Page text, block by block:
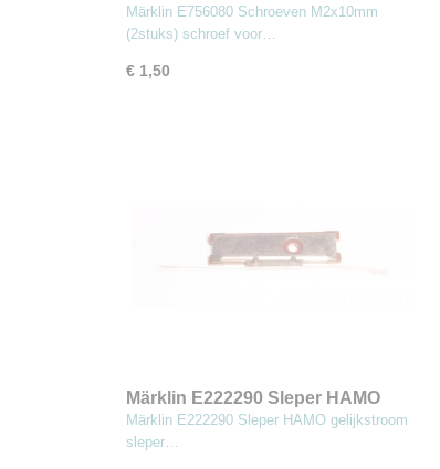
mm (2stuks) (MBT3)
Märklin E756080 Schroeven M2x10mm
(2stuks) schroef voor…
€ 1,50
Märklin E222290 Sleper HAMO
(MBT3)
Märklin E222290 Sleper HAMO gelijkstroom
sleper…